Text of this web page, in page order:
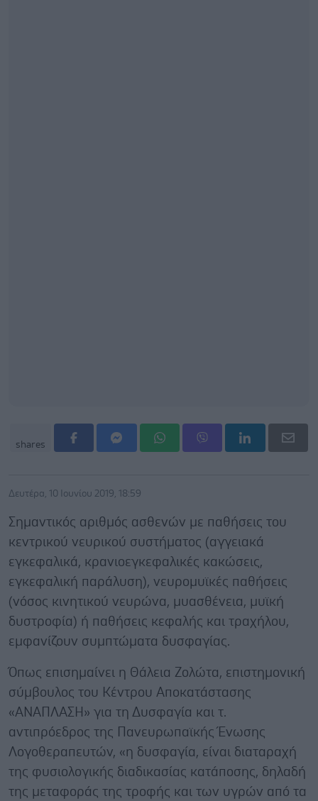
shares
Δευτέρα, 10 Ιουνίου 2019, 18:59
Σημαντικός αριθμός ασθενών με παθήσεις του
κεντρικού νευρικού συστήματος (αγγειακά
εγκεφαλικά, κρανιοεγκεφαλικές κακώσεις,
εγκεφαλική παράλυση), νευρομυϊκές παθήσεις
(νόσος κινητικού νευρώνα, μυασθένεια, μυϊκή
δυστροφία) ή παθήσεις κεφαλής και τραχήλου,
εμφανίζουν συμπτώματα δυσφαγίας.
Όπως επισημαίνει η Θάλεια Ζολώτα, επιστημονική
σύμβουλος του Κέντρου Αποκατάστασης
«ΑΝΑΠΛΑΣΗ» για τη Δυσφαγία και τ.
αντιπρόεδρος της Πανευρωπαϊκής Ένωσης
Λογοθεραπευτών, «η δυσφαγία, είναι διαταραχή
της φυσιολογικής διαδικασίας κατάποσης, δηλαδή
της μεταφοράς της τροφής και των υγρών από τα